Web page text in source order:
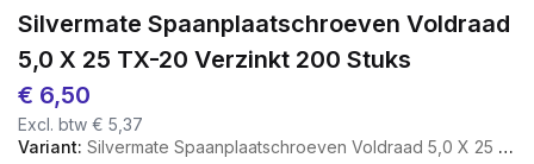
Silvermate Spaanplaatschroeven Voldraad
5,0 X 25 TX-20 Verzinkt 200 Stuks
€ 6,50
Excl. btw € 5,37
Variant: Silvermate Spaanplaatschroeven Voldraad 5,0 X 25 TX-20 Verzinkt 200 Stuks